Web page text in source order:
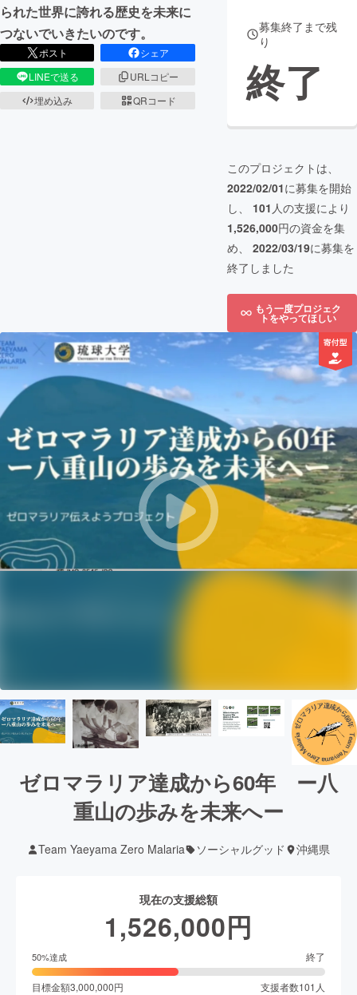
られた世界に誇れる歴史を未来に
つないでいきたいのです。
ポスト
シェア
LINEで送る
URLコピー
埋め込み
QRコード
募集終了まで残
り
終了
このプロジェクトは、
2022/02/01に募集を開始
し、 101 人の支援により
1,526,000円の資金を集
め、 2022/03/19に募集を
終了しました
もう一度プロジェク
トをやってほしい
ゼロマラリア達成から60年 ー八
重山の歩みを未来へー
Team Yaeyama Zero Malaria ソーシャルグッド 沖縄県
現在の支援総額
1,526,000円
50%達成 終了
目標金額3,000,000円 支援者数101 人